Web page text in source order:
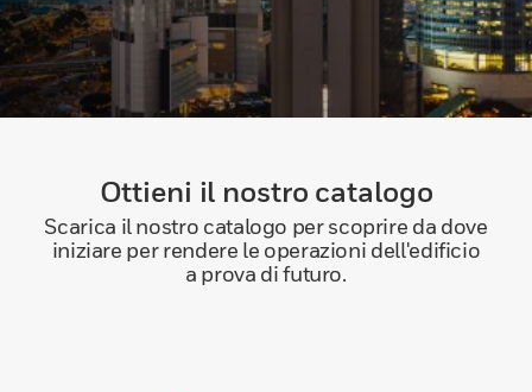
Ottieni il nostro catalogo
Scarica il nostro catalogo per scoprire da dove
iniziare per rendere le operazioni dell'edificio
a prova di futuro.